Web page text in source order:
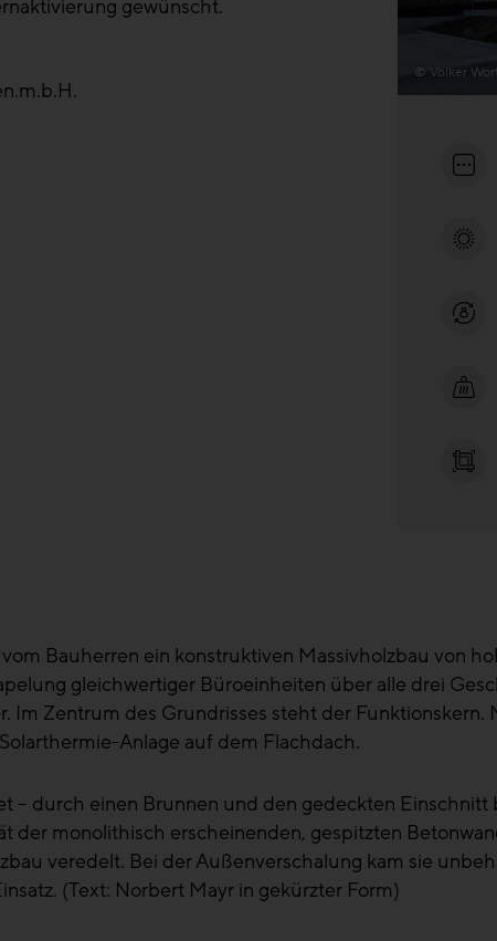
gewünscht.
© Volker
Bauherren ein konstruktiven Massivholzbau von
gleichwertiger Büroeinheiten über alle drei
Zentrum des Grundrisses steht der
Anlage auf dem Flachdach.
– durch einen Brunnen und den gedeckten
der monolithisch erscheinenden, gespitzten
veredelt. Bei der Außenverschalung kam sie
(Text: Norbert Mayr in gekürzter Form)